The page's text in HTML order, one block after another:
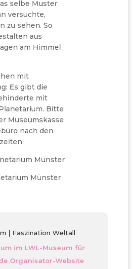
selbe Muster
versuchte,
zu sehen. So
aus
am Himmel
mit
Es gibt die
mit
Bitte
Museumskasse
nach den
Münster
Münster
| Faszination Weltall
im LWL-Museum für
Organisator-Website